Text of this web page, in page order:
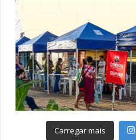
Carregar mais